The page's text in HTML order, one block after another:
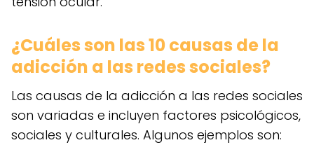
¿Cuáles son las 10 causas de la
adicción a las redes sociales?
Las causas de la adicción a las redes sociales
son variadas e incluyen factores psicológicos,
sociales y culturales. Algunos ejemplos son: